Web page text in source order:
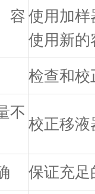
容 使用加样
使用新的
检查和校
不
校正移液
保证充足